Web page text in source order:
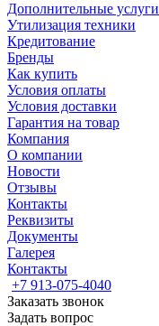
Дополнительные услуги
Утилизация техники
Кредитование
Бренды
Как купить
Условия оплаты
Условия доставки
Гарантия на товар
Компания
О компании
Новости
Отзывы
Контакты
Реквизиты
Документы
Галерея
Контакты
+7 913-075-4040
Заказать звонок
Задать вопрос